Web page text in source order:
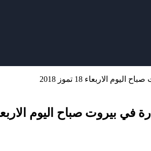
18 تموز 2018
صباح اليوم الاربعاء 18 تموز